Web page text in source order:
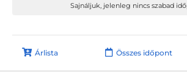
Sajnáljuk, jelenleg nincs szabad
Árlista Összes időpont